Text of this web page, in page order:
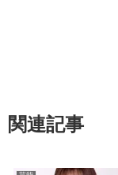
関連記事